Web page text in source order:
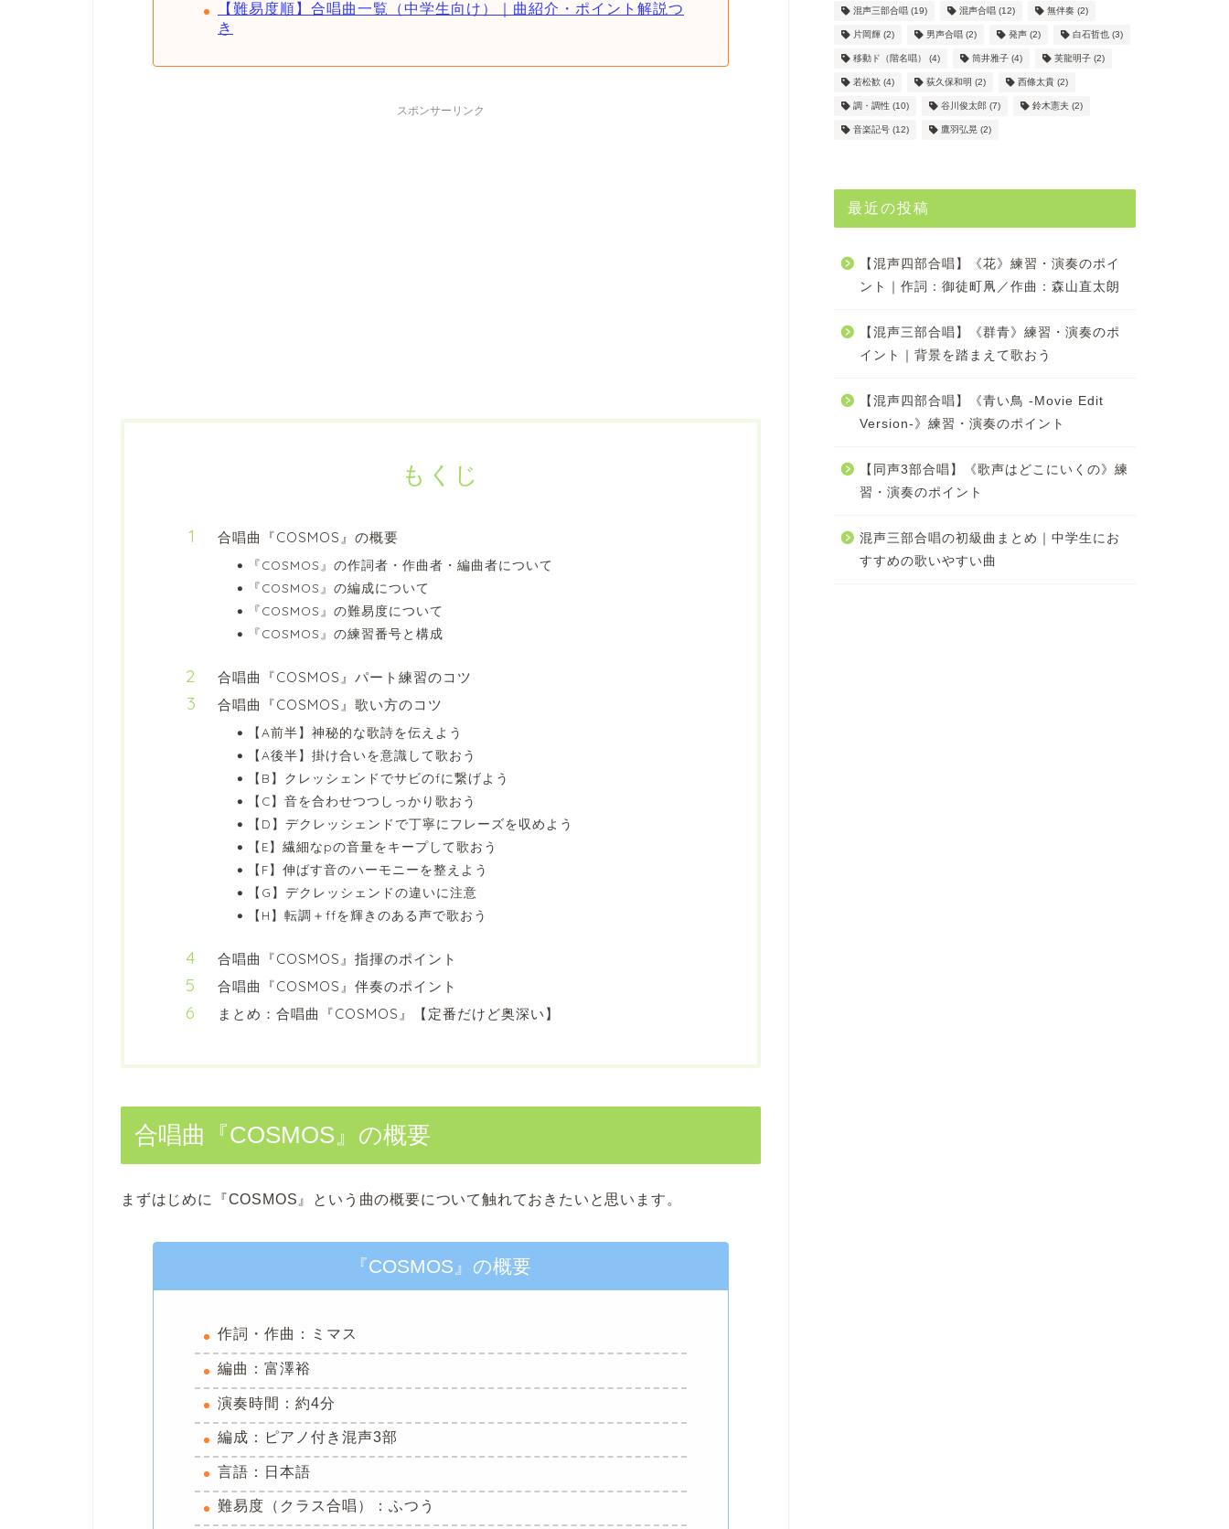
【難易度順】合唱曲一覧（中学生向け）｜曲紹介・ポイント解説つ
き
スポンサーリンク
もくじ
合唱曲『COSMOS』の概要
『COSMOS』の作詞者・作曲者・編曲者について
『COSMOS』の編成について
『COSMOS』の難易度について
『COSMOS』の練習番号と構成
合唱曲『COSMOS』パート練習のコツ
合唱曲『COSMOS』歌い方のコツ
【A前半】神秘的な歌詩を伝えよう
【A後半】掛け合いを意識して歌おう
【B】クレッシェンドでサビのfに繋げよう
【C】音を合わせつつしっかり歌おう
【D】デクレッシェンドで丁寧にフレーズを収めよう
【E】繊細なpの音量をキープして歌おう
【F】伸ばす音のハーモニーを整えよう
【G】デクレッシェンドの違いに注意
【H】転調＋ffを輝きのある声で歌おう
合唱曲『COSMOS』指揮のポイント
合唱曲『COSMOS』伴奏のポイント
まとめ：合唱曲『COSMOS』【定番だけど奥深い】
合唱曲『COSMOS』の概要
まずはじめに『COSMOS』という曲の概要について触れておきたいと思います。
『COSMOS』の概要
作詞・作曲：ミマス
編曲：富澤裕
演奏時間：約4分
編成：ピアノ付き混声3部
言語：日本語
難易度（クラス合唱）：ふつう
混声三部合唱(19) 混声合唱(12) 無伴奏(2)
片岡輝(2) 男声合唱(2) 発声(2) 白石哲也 (3)
移動ド（階名唱） (4) 筒井雅子(4) 芙龍明子(2)
若松歓(4) 荻久保和明 (2) 西條太貴(2)
調・調性(10) 谷川俊太郎(7) 鈴木憲夫(2)
音楽記号(12) 鷹羽弘晃(2)
最近の投稿
【混声四部合唱】《花》練習・演奏のポイ
ント｜作詞：御徒町凧／作曲：森山直太朗
【混声三部合唱】《群青》練習・演奏のポ
イント｜背景を踏まえて歌おう
【混声四部合唱】《青い鳥 -Movie Edit
Version-》練習・演奏のポイント
【同声3部合唱】《歌声はどこにいくの》練
習・演奏のポイント
混声三部合唱の初級曲まとめ｜中学生にお
すすめの歌いやすい曲